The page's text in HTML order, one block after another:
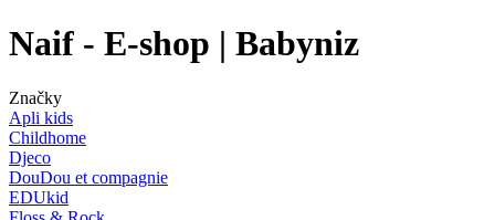
Naif - E-shop | Babyniz
Značky
Apli kids
Childhome
Djeco
DouDou et compagnie
EDUkid